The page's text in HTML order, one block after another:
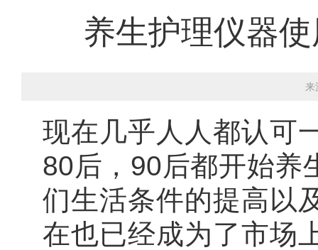
养生护理仪器
来
现在几乎人人都认可
80后，90后都开始养
们生活条件的提高以
在也已经成为了市场